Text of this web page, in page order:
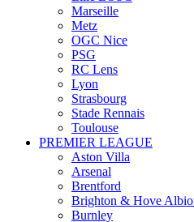
Marseille
Metz
OGC Nice
PSG
RC Lens
Lyon
Strasbourg
Stade Rennais
Toulouse
PREMIER LEAGUE
Aston Villa
Arsenal
Brentford
Brighton & Hove
Burnley